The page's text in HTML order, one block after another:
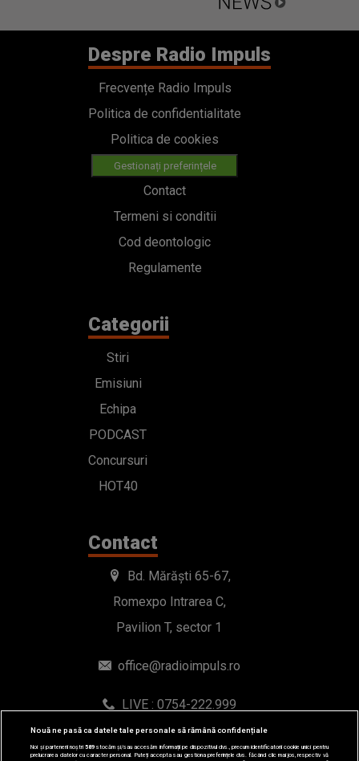
Despre Radio Impuls
Frecvențe Radio Impuls
Politica de confidentialitate
Politica de cookies
Gestionați preferințele
Contact
Termeni si conditii
Cod deontologic
Regulamente
Categorii
Stiri
Emisiuni
Echipa
PODCAST
Concursuri
HOT40
Contact
Bd. Mărăști 65-67,
Romexpo Intrarea C,
Pavilion T, sector 1
office@radioimpuls.ro
LIVE : 0754-222.999
WhatsApp: 0754-222.999
Nouă ne pasă ca datele tale personale să rămână confidențiale
Noi și partenerii noștri589stocăm și/sau accesăm informații pe dispozitivul dvs., precum identificatorii cookie unici pentru
prelucrarea datelor cu caracter personal. Puteți accepta sau gestiona preferințele dvs. făcând clic mai jos, respectiv vă